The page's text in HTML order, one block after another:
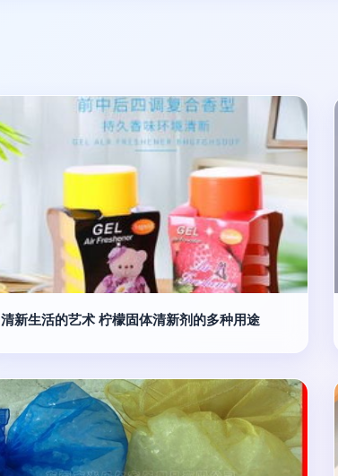
清新生活的艺术 柠檬固体清新剂的多种用途